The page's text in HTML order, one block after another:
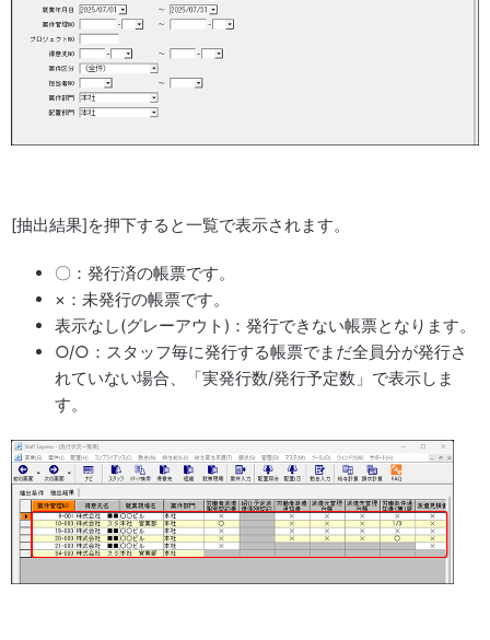
[抽出結果]を押下すると一覧で表示されます。
〇：発行済の帳票です。
×：未発行の帳票です。
表示なし(グレーアウト)：発行できない帳票となります。
○/○：スタッフ毎に発行する帳票でまだ全員分が発行さ
れていない場合、「実発行数/発行予定数」で表示しま
す。